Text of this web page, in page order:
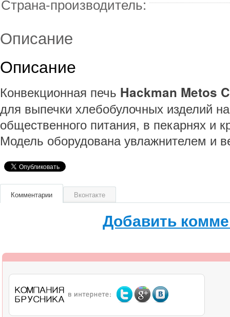
Страна-производитель:
Описание
Описание
Конвекционная печь Hackman Metos
для выпечки хлебобулочных изделий
общественного питания, в пекарнях и
Модель оборудована увлажнителем и
Комментарии Вконтакте
Добавить